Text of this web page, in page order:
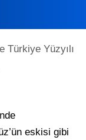
eskisi gibi